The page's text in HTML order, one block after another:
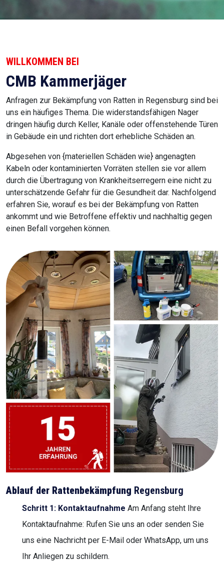
WILLKOMMEN BEI
CMB Kammerjäger
Anfragen zur Bekämpfung von Ratten in Regensburg sind bei
uns ein häufiges Thema. Die widerstandsfähigen Nager
dringen häufig durch Keller, Kanäle oder offenstehende Türen
in Gebäude ein und richten dort erhebliche Schäden an.
Abgesehen von {materiellen Schäden wie} angenagten
Kabeln oder kontaminierten Vorräten stellen sie vor allem
durch die Übertragung von Krankheitserregern eine nicht zu
unterschätzende Gefahr für die Gesundheit dar. Nachfolgend
erfahren Sie, worauf es bei der Bekämpfung von Ratten
ankommt und wie Betroffene effektiv und nachhaltig gegen
einen Befall vorgehen können.
Ablauf der Rattenbekämpfung Regensburg
Schritt 1: Kontaktaufnahme Am Anfang steht Ihre
Kontaktaufnahme: Rufen Sie uns an oder senden Sie
uns eine Nachricht per E-Mail oder WhatsApp, um uns
Ihr Anliegen zu schildern.